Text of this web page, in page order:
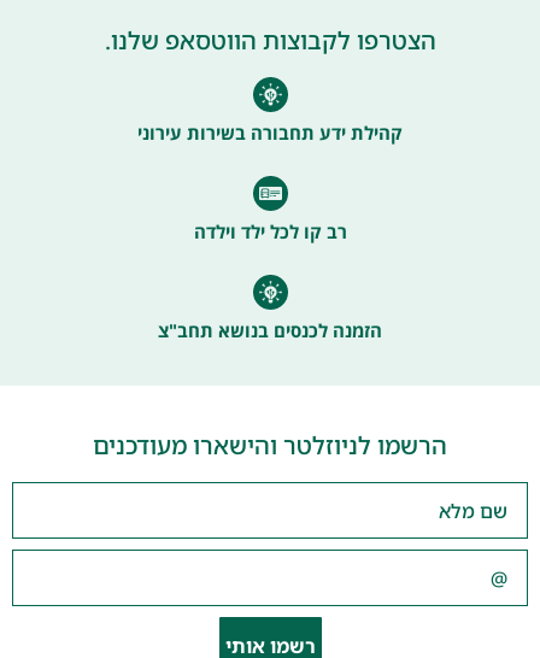
הצטרפו לקבוצות הווטסאפ שלנו.
קהילת ידע תחבורה בשירות עירוני
רב קו לכל ילד וילדה
הזמנה לכנסים בנושא תחב"צ
הרשמו לניוזלטר והישארו מעודכנים
רשמו אותי